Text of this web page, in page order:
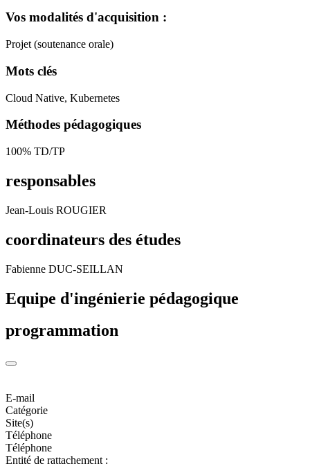
Vos modalités d'acquisition :
Projet (soutenance orale)
Mots clés
Cloud Native, Kubernetes
Méthodes pédagogiques
100% TD/TP
responsables
Jean-Louis ROUGIER
coordinateurs des études
Fabienne DUC-SEILLAN
Equipe d'ingénierie pédagogique
programmation
E-mail
Catégorie
Site(s)
Téléphone
Téléphone
Entité de rattachement :